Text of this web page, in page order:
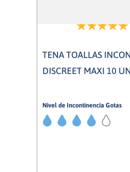
TENA TOALLAS
DISCREET MAXI 10
Nivel de Incontinencia Gotas
4/5